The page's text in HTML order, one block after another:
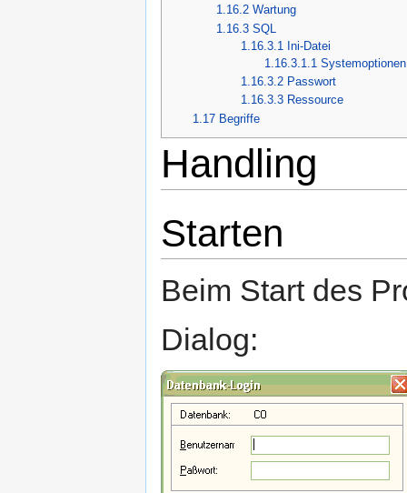
1.16.2 Wartung
1.16.3 SQL
1.16.3.1 Ini-Datei
1.16.3.1.1 Systemoptionen
1.16.3.2 Passwort
1.16.3.3 Ressource
1.17 Begriffe
Handling
Starten
Beim Start des
Dialog: